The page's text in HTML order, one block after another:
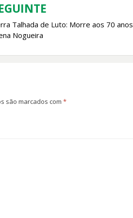
Talhada de Luto: Morre aos 70 anos
Nogueira
são marcados com *